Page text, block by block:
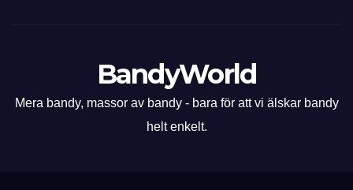
BandyWorld
Mera bandy, massor av bandy - bara för att vi älskar bandy
helt enkelt.